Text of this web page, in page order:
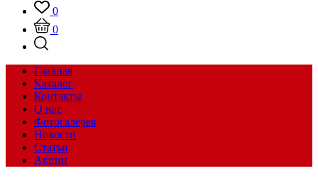
0
0
Главная
Каталог
Контакты
О нас
Фотогалерея
Новости
Статьи
Акции